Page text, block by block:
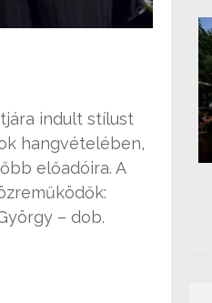
indult stílust
hangvételében,
előadóira. A
– dob.